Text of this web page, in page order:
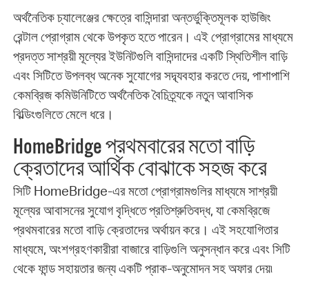
অর্থনৈতিক চ্যালেঞ্জের ক্ষেত্রে বাসিন্দারা অন্তর্ভুক্তিমূলক হাউজিং
রেন্টাল প্রোগ্রাম থেকে উপকৃত হতে পারেন। এই প্রোগ্রামের মাধ্যমে
প্রদত্ত সাশ্রয়ী মূল্যের ইউনিটগুলি বাসিন্দাদের একটি স্থিতিশীল বাড়ি
এবং সিটিতে উপলব্ধ অনেক সুযোগের সদ্ব্যবহার করতে দেয়, পাশাপাশি
কেমব্রিজ কমিউনিটিতে অর্থনৈতিক বৈচিত্র্যকে নতুন আবাসিক
বিল্ডিংগুলিতে মেলে ধরে।
HomeBridge প্রথমবারের মতো বাড়ি
ক্রেতাদের আর্থিক বোঝাকে সহজ করে
সিটি HomeBridge-এর মতো প্রোগ্রামগুলির মাধ্যমে সাশ্রয়ী
মূল্যের আবাসনের সুযোগ বৃদ্ধিতে প্রতিশ্রুতিবদ্ধ, যা কেমব্রিজে
প্রথমবারের মতো বাড়ি ক্রেতাদের অর্থায়ন করে। এই সহযোগিতার
মাধ্যমে, অংশগ্রহণকারীরা বাজারে বাড়িগুলি অনুসন্ধান করে এবং সিটি
থেকে ফান্ড সহায়তার জন্য একটি প্রাক-অনুমোদন সহ অফার দেয়৷